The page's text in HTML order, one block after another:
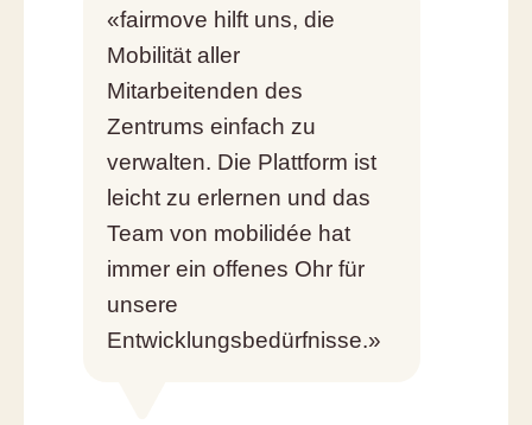
«fairmove hilft uns, die
Mobilität aller
Mitarbeitenden des
Zentrums einfach zu
verwalten. Die Plattform ist
leicht zu erlernen und das
Team von mobilidée hat
immer ein offenes Ohr für
unsere
Entwicklungsbedürfnisse.»